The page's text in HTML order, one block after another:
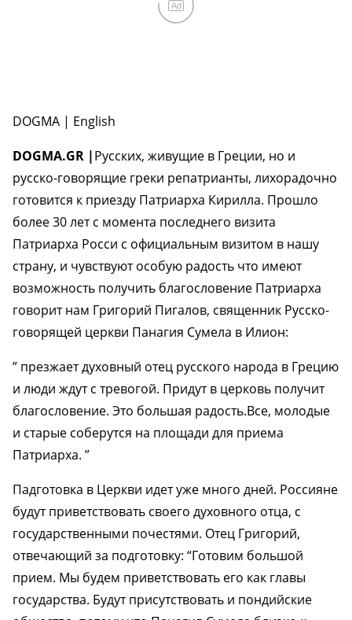
Ad
DOGMA | English
DOGMA.GR |Русских, живущие в Греции, но и
русско-говорящие греки репатрианты, лихорадочно
готовится к приезду Патриарха Кирилла. Прошло
более 30 лет с момента последнего визита
Патриарха Росси с официальным визитом в нашу
страну, и чувствуют особую радость что имеют
возможность получить благословение Патриарха
говорит нам Григорий Пигалов, священник Русско-
говорящей церкви Панагия Сумела в Илион:
” презжает духовный отец русского народа в Грецию
и люди ждут с тревогой. Придут в церковь получит
благословение. Это большая радость.Все, молодые
и старые соберутся на площади для приема
Патриарха. ”
Падготовка в Церкви идет уже много дней. Россияне
будут приветствовать своего духовного отца, с
государственными почестями. Отец Григорий,
отвечающий за подготовку: “Готовим большой
прием. Мы будем приветствовать его как главы
государства. Будут присутствовать и пондийские